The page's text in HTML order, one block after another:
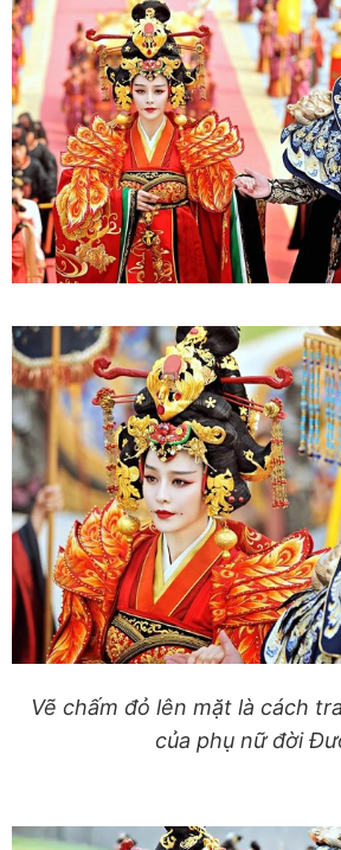
Vẽ chấm đỏ lên mặt là cách
của phụ nữ đời